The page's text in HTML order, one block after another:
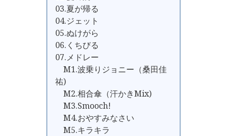
03.夏が帰る
04.ジェット
05.ぬけがら
06.くちびる
07.メドレー
M1.波乗りジョニー（桑田佳
祐)
M2.相合傘（汗かきMix)
M3.Smooch!
M4.おやすみなさい
M5.キラキラ